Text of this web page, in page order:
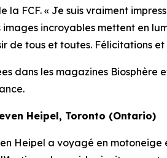
FCF. « Je suis vraiment
incroyables mettent en
de tous et toutes. Félicitations
dans les magazines Biosphère
Heipel, Toronto (Ontario)
a voyagé en motoneige